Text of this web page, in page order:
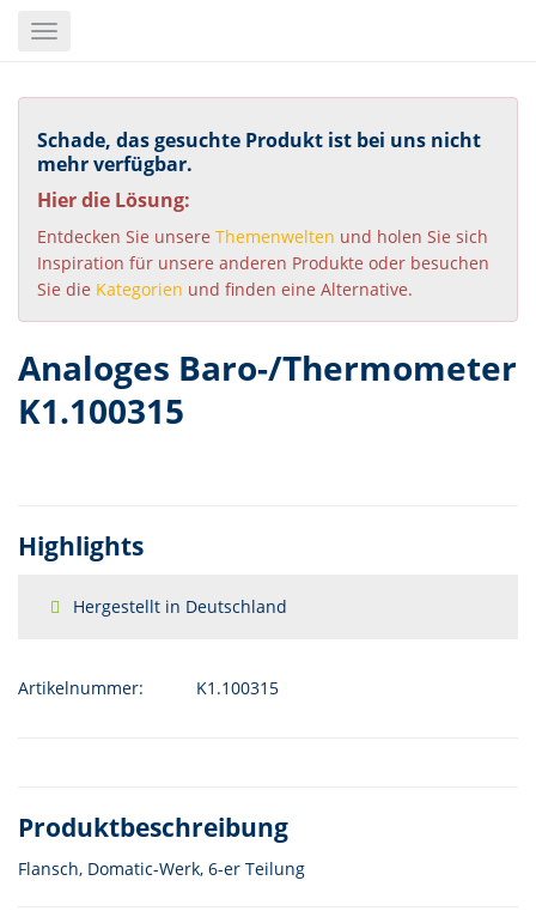
content
Toggle
Schade, das gesuchte Produkt ist bei uns nicht
mehr verfügbar.
Hier die Lösung:
Entdecken Sie unsere Themenwelten und holen Sie sich
Inspiration für unsere anderen Produkte oder besuchen
Sie die Kategorien und finden eine Alternative.
Analoges Baro-/Thermometer
K1.100315
Highlights
Hergestellt in Deutschland
Artikelnummer: K1.100315
Produktbeschreibung
Flansch, Domatic-Werk, 6-er Teilung